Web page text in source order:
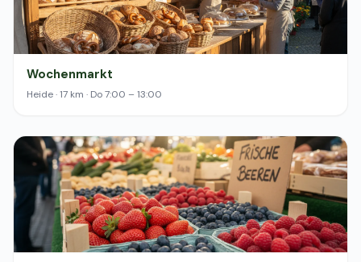
Wochenmarkt
Heide · 17 km · Do 7:00 – 13:00